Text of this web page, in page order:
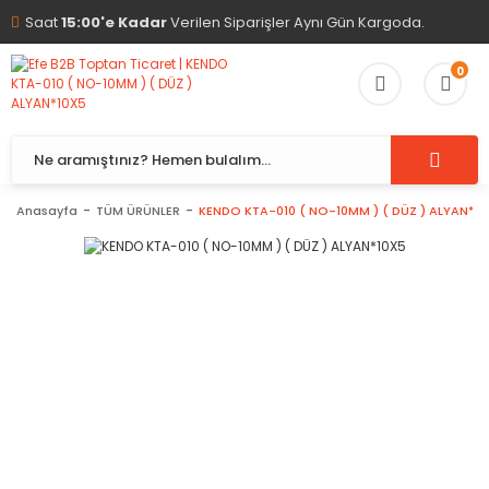
Saat15:00'e KadarVerilen Siparişler Aynı Gün Kargoda.
0
Anasayfa TÜM ÜRÜNLER KENDO KTA-010 ( NO-10MM ) ( DÜZ )